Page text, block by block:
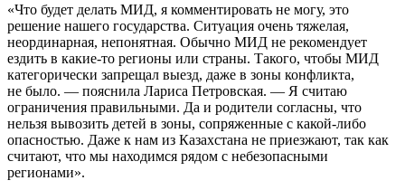
«Что будет делать МИД, я комментировать не могу, это
решение нашего государства. Ситуация очень тяжелая,
неординарная, непонятная. Обычно МИД не рекомендует
ездить в какие-то регионы или страны. Такого, чтобы МИД
категорически запрещал выезд, даже в зоны конфликта,
не было. — пояснила Лариса Петровская. — Я считаю
ограничения правильными. Да и родители согласны, что
нельзя вывозить детей в зоны, сопряженные с какой-либо
опасностью. Даже к нам из Казахстана не приезжают, так как
считают, что мы находимся рядом с небезопасными
регионами».